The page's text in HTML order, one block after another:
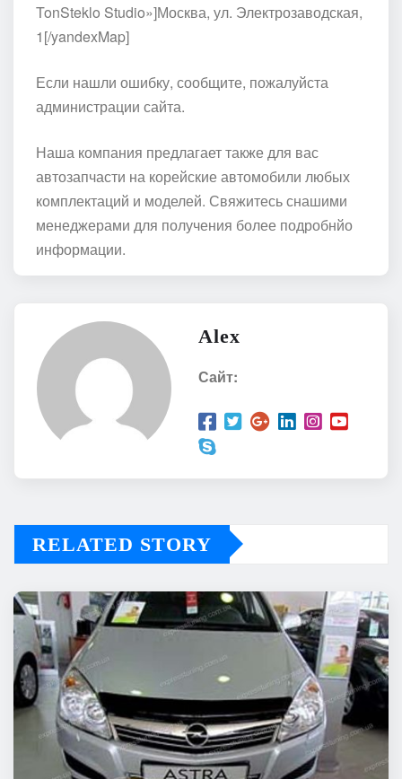
TonSteklo Studio»]Москва, ул. Электрозаводская,
1[/yandexMap]
Если нашли ошибку, сообщите, пожалуйста
администрации сайта.
Наша компания предлагает также для вас
автозапчасти на корейские автомобили любых
комплектаций и моделей. Свяжитесь снашими
менеджерами для получения более подробнйо
информации.
Alex
Сайт:
RELATED STORY